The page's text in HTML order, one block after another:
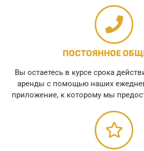
ПОСТОЯННОЕ
Вы остаетесь в курсе срока
аренды с помощью наших
приложение, к которому мы